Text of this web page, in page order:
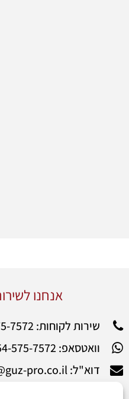
אנחנו
שירות לקוחות: 054-575-7572
וואטסאפ: 054-575-7572
דוא"ל: info@guz-pro.co.il